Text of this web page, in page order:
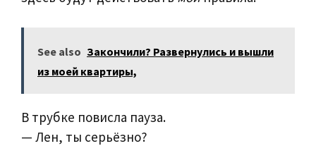
See also Закончили? Развернулись и вышли
из моей квартиры,
В трубке повисла пауза.
— Лен, ты серьёзно?